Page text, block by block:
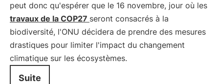
peut donc qu'espérer que le 16 novembre, jour où les
travaux de la COP27 seront consacrés à la
biodiversité, l'ONU décidera de prendre des mesures
drastiques pour limiter l'impact du changement
climatique sur les écosystèmes.
Suite